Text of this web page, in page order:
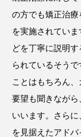
の方でも矯正治
を実施されてい
どを丁寧に説明
られているそう
ことはもちろん
要望も聞きながら
いいます。さら
を見据えたアドバ